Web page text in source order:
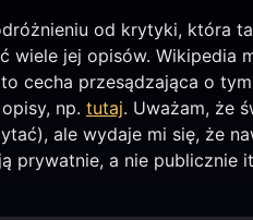
od krytyki, która
wiele jej opisów.
cecha przesądzająca o
np. tutaj. Uważam, że
ale wydaje mi się, że
a nie publicznie